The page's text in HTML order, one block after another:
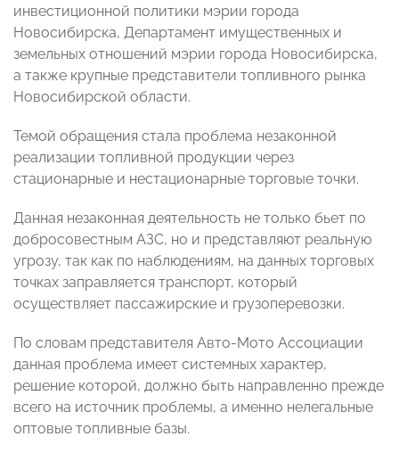
инвестиционной политики мэрии города
Новосибирска, Департамент имущественных и
земельных отношений мэрии города Новосибирска,
а также крупные представители топливного рынка
Новосибирской области.
Темой обращения стала проблема незаконной
реализации топливной продукции через
стационарные и нестационарные торговые точки.
Данная незаконная деятельность не только бьет по
добросовестным АЗС, но и представляют реальную
угрозу, так как по наблюдениям, на данных торговых
точках заправляется транспорт, который
осуществляет пассажирские и грузоперевозки.
По словам представителя Авто-Мото Ассоциации
данная проблема имеет системных характер,
решение которой, должно быть направленно прежде
всего на источник проблемы, а именно нелегальные
оптовые топливные базы.